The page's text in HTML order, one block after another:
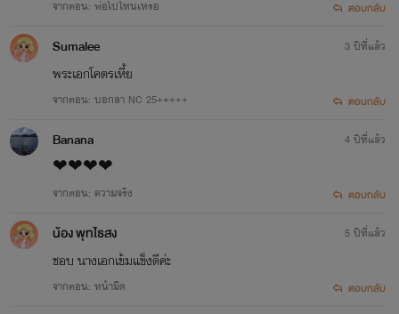
จากตอน: พ่อไปไหนเหรอ ตอบกลับ
Sumalee
พระเอกโคตรเหี้ย
จากตอน: บอกลา NC 25+++++
3 ปีที่แล้ว
ตอบกลับ
Banana
❤❤❤❤
จากตอน: ความจริง
4 ปีที่แล้ว
ตอบกลับ
น้อง พุทไธสง
ชอบ นางเอกเข้มแข็งดีค่ะ
จากตอน: หน้ามืด
5 ปีที่แล้ว
ตอบกลับ